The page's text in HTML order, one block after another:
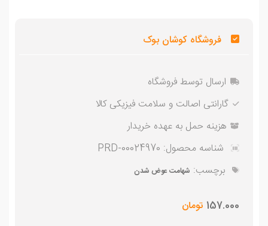
فروشگاه کوشان بوک
ارسال توسط فروشگاه
گارانتی اصالت و سلامت فیزیکی کالا
هزینه حمل به عهده خریدار
شناسه محصول:PRD-00024970
برچسب:شهامت عوض شدن
157.000تومان